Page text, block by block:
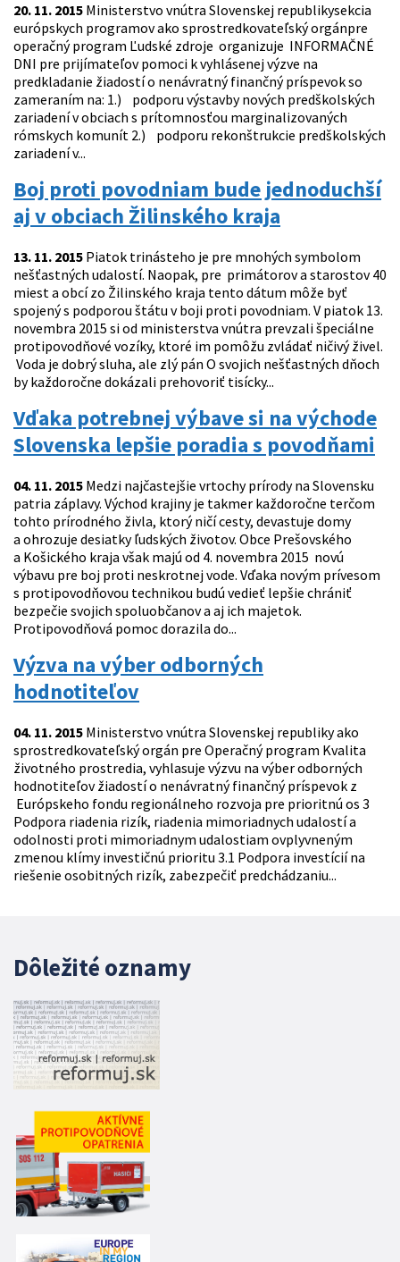
20. 11. 2015 Ministerstvo vnútra Slovenskej republikysekcia
európskych programov ako sprostredkovateľský orgánpre
operačný program Ľudské zdroje organizuje INFORMAČNÉ
DNI pre prijímateľov pomoci k vyhlásenej výzve na
predkladanie žiadostí o nenávratný finančný príspevok so
zameraním na: 1.) podporu výstavby nových predškolských
zariadení v obciach s prítomnosťou marginalizovaných
rómskych komunít 2.) podporu rekonštrukcie predškolských
zariadení v...
Boj proti povodniam bude jednoduchší
aj v obciach Žilinského kraja
13. 11. 2015 Piatok trinásteho je pre mnohých symbolom
nešťastných udalostí. Naopak, pre primátorov a starostov 40
miest a obcí zo Žilinského kraja tento dátum môže byť
spojený s podporou štátu v boji proti povodniam. V piatok 13.
novembra 2015 si od ministerstva vnútra prevzali špeciálne
protipovodňové vozíky, ktoré im pomôžu zvládať ničivý živel.
Voda je dobrý sluha, ale zlý pán O svojich nešťastných dňoch
by každoročne dokázali prehovoriť tisícky...
Vďaka potrebnej výbave si na východe
Slovenska lepšie poradia s povodňami
04. 11. 2015 Medzi najčastejšie vrtochy prírody na Slovensku
patria záplavy. Východ krajiny je takmer každoročne terčom
tohto prírodného živla, ktorý ničí cesty, devastuje domy
a ohrozuje desiatky ľudských životov. Obce Prešovského
a Košického kraja však majú od 4. novembra 2015 novú
výbavu pre boj proti neskrotnej vode. Vďaka novým prívesom
s protipovodňovou technikou budú vedieť lepšie chrániť
bezpečie svojich spoluobčanov a aj ich majetok.
Protipovodňová pomoc dorazila do...
Výzva na výber odborných
hodnotiteľov
04. 11. 2015 Ministerstvo vnútra Slovenskej republiky ako
sprostredkovateľský orgán pre Operačný program Kvalita
životného prostredia, vyhlasuje výzvu na výber odborných
hodnotiteľov žiadostí o nenávratný finančný príspevok z
Európskeho fondu regionálneho rozvoja pre prioritnú os 3
Podpora riadenia rizík, riadenia mimoriadnych udalostí a
odolnosti proti mimoriadnym udalostiam ovplyvneným
zmenou klímy investičnú prioritu 3.1 Podpora investícií na
riešenie osobitných rizík, zabezpečiť predchádzaniu...
Dôležité oznamy